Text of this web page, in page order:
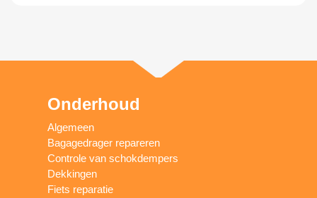
Onderhoud
Algemeen
Bagagedrager repareren
Controle van schokdempers
Dekkingen
Fiets reparatie